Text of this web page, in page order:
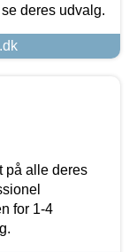
deres udvalg.
på alle deres
for 1-4